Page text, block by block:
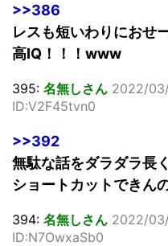
>>386
レスも短いわりにおせ
高IQ！！！www
395: 名無しさん 2022/
ID:V2F45tvn0
>>392
無駄な話をダラダラ長
ショートカットできん
394: 名無しさん 2022/
ID:N7OwxaSb0